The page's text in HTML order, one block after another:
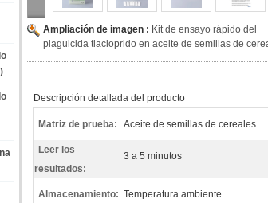
Ampliación de imagen : Kit de ensayo rápido del
plaguicida tiacloprido en aceite de semillas de
Descripción detallada del producto
Matriz de prueba: Aceite de semillas de cereales
Leer los
resultados:
3 a 5 minutos
Almacenamiento: Temperatura ambiente